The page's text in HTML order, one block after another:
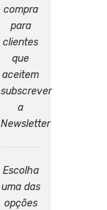
compra
para
clientes
que
aceitem
subscrever
a
Newsletter
Escolha
uma das
opções